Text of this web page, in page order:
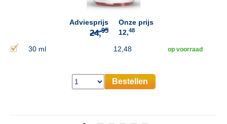
Adviesprijs
Onze prijs
12,48
30 ml 12,48 op voorraad
Bestellen